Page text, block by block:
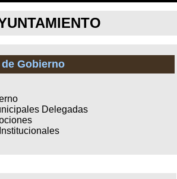
Gobierno
Delegadas